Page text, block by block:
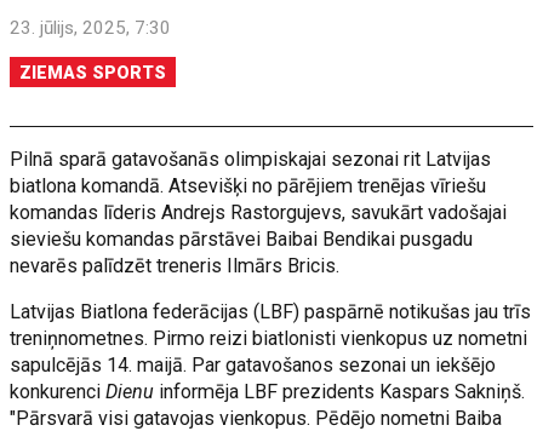
23. jūlijs, 2025, 7:30
ZIEMAS SPORTS
Pilnā sparā gatavošanās olimpiskajai sezonai rit Latvijas
biatlona komandā. Atsevišķi no pārējiem trenējas vīriešu
komandas līderis Andrejs Rastorgujevs, savukārt vadošajai
sieviešu komandas pārstāvei Baibai Bendikai pusgadu
nevarēs palīdzēt treneris Ilmārs Bricis.
Latvijas Biatlona federācijas (LBF) paspārnē notikušas jau trīs
treniņnometnes. Pirmo reizi biatlonisti vienkopus uz nometni
sapulcējās 14. maijā. Par gatavošanos sezonai un iekšējo
konkurenciDienu informēja LBF prezidents Kaspars Sakniņš.
"Pārsvarā visi gatavojas vienkopus. Pēdējo nometni Baiba